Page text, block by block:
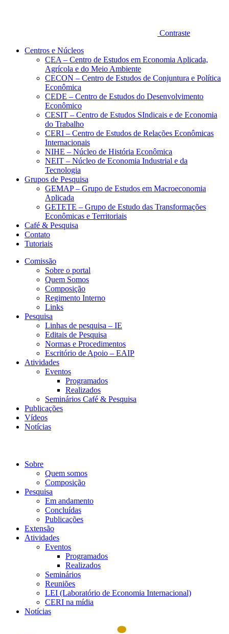
Contraste
Centros e Núcleos
CEA – Centro de Estudos em Economia Aplicada,
Agrícola e do Meio Ambiente
CECON – Centro de Estudos de Conjuntura e Política
Econômica
CEDE – Centro de Estudos do Desenvolvimento
Econômico
CESIT – Centro de Estudos SIndicais e de Economia
do Trabalho
CERI – Centro de Estudos de Relações Econômicas
Internacionais
NIHE – Núcleo de História Econômica
NEIT – Núcleo de Economia Industrial e da
Tecnologia
Grupos de Pesquisa
GEMAP – Grupo de Estudos em Macroeconomia
Aplicada
GETETE – Grupo de Estudo das Transformações
Econômicas e Territoriais
Café & Pesquisa
Contato
Tutoriais
Comissão
Sobre o portal
Quem Somos
Composição
Regimento Interno
Links
Pesquisa
Linhas de pesquisa – IE
Editais de Pesquisa
Normas e Procedimentos
Escritório de Apoio – EAIP
Atividades
Eventos
Programados
Realizados
Seminários Café & Pesquisa
Publicações
Vídeos
Notícias
Sobre
Quem somos
Composição
Pesquisa
Em andamento
Concluídas
Publicações
Extensão
Atividades
Eventos
Programados
Realizados
Seminários
Reuniões
LEI (Laboratório de Economia Internacional)
CERI na mídia
Notícias